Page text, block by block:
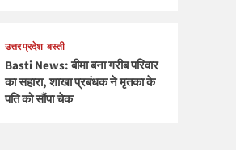
उत्तर प्रदेश बस्ती
Basti News: बीमा बना गरीब परिवार
का सहारा, शाखा प्रबंधक ने मृतका के
पति को सौंपा चेक